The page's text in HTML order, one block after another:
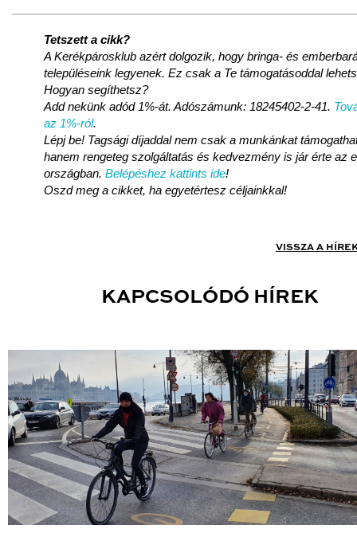
Tetszett a cikk?
A Kerékpárosklub azért dolgozik, hogy bringa- és
településeink legyenek. Ez csak a Te támogatásoddal
Hogyan segíthetsz?
Add nekünk adód 1%-át. Adószámunk: 18245402-2-41.
az 1%-ról.
Lépj be! Tagsági díjaddal nem csak a munkánkat
hanem rengeteg szolgáltatás és kedvezmény is jár érte az
országban. Belépéshez kattints ide!
Oszd meg a cikket, ha egyetértesz céljainkkal!
VISSZA A
KAPCSOLÓDÓ HÍREK